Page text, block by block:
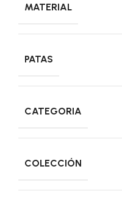
MATERIAL
PATAS
CATEGORIA
COLECCIÓN